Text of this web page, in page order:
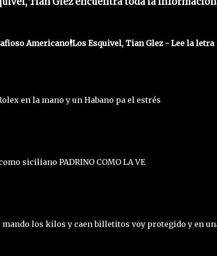
Americano🕴️Los Esquivel, Tian Glez - Lee la letra
en la mano y un Habano pa el estrés
siciliano PADRINO COMO LA VE
los kilos y caen billetitos voy protegido y en